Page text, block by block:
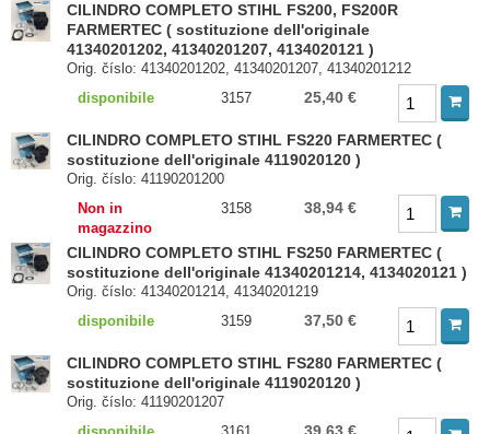
CILINDRO COMPLETO STIHL FS200, FS200R
FARMERTEC ( sostituzione dell'originale
41340201202, 41340201207, 4134020121 )
Orig. číslo: 41340201202, 41340201207, 41340201212
disponibile
3157 25,40 €
CILINDRO COMPLETO STIHL FS220 FARMERTEC (
sostituzione dell'originale 4119020120 )
Orig. číslo: 41190201200
Non in
magazzino
3158 38,94 €
CILINDRO COMPLETO STIHL FS250 FARMERTEC (
sostituzione dell'originale 41340201214, 4134020121 )
Orig. číslo: 41340201214, 41340201219
disponibile
3159 37,50 €
CILINDRO COMPLETO STIHL FS280 FARMERTEC (
sostituzione dell'originale 4119020120 )
Orig. číslo: 41190201207